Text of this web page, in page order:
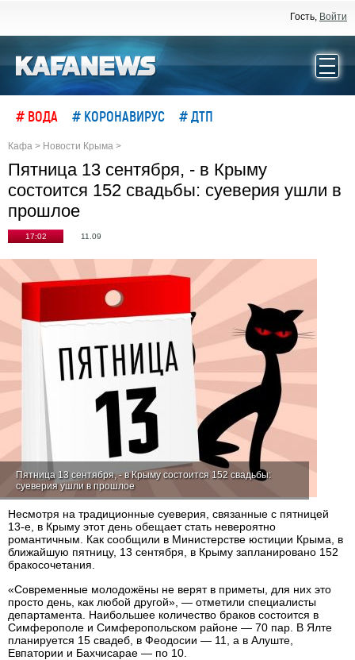
Гость, Войти
# ВОДА # КОРОНАВИРУС # ДТП
Кафа > Новости Крыма >
Пятница 13 сентября, - в Крыму
состоится 152 свадьбы: суеверия ушли в
прошлое
17:02 11.09
Пятница 13 сентября, - в Крыму состоится 152 свадьбы:
суеверия ушли в прошлое
Несмотря на традиционные суеверия, связанные с пятницей
13-е, в Крыму этот день обещает стать невероятно
романтичным. Как сообщили в Министерстве юстиции Крыма, в
ближайшую пятницу, 13 сентября, в Крыму запланировано 152
бракосочетания.
«Современные молодожёны не верят в приметы, для них это
просто день, как любой другой», — отметили специалисты
департамента. Наибольшее количество браков состоится в
Симферополе и Симферопольском районе — 70 пар. В Ялте
планируется 15 свадеб, в Феодосии — 11, а в Алуште,
Евпатории и Бахчисарае — по 10.